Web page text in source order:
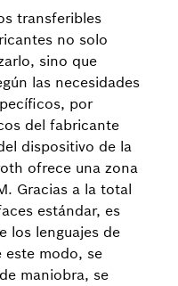
transferibles
no solo
sino que
las necesidades
por
del fabricante
dispositivo de la
ofrece una zona
Gracias a la total
estándar, es
los lenguajes de
este modo, se
maniobra, se